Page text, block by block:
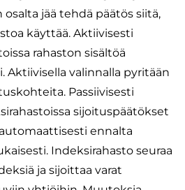
jää tehdä päätös siitä,
käyttää. Aktiivisesti
rahaston sisältöä
Aktiivisella valinnalla pyritään
Passiivisesti
sijoituspäätökset
ennalta
Indeksirahasto seuraa
ja sijoittaa varat